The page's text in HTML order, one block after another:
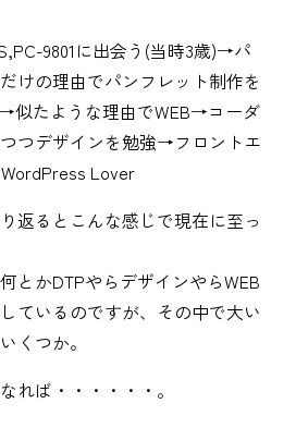
9801に出会う(当時3歳)→パ
けの理由でパンフレット制作を
似たような理由でWEB→コーダ
つデザインを勉強→フロントエ
Lover
返るとこんな感じで現在に至っ
とかDTPやらデザインやらWEB
ているのですが、その中で大い
くつか。
れば・・・・・・。